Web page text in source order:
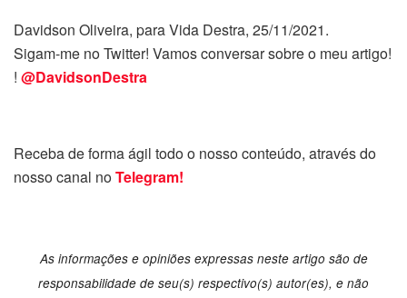
Davidson Oliveira, para Vida Destra, 25/11/2021.
Sigam-me no Twitter! Vamos conversar sobre o meu artigo!
! @DavidsonDestra
Receba de forma ágil todo o nosso conteúdo, através do
nosso canal noTelegram!
As informações e opiniões expressas neste artigo são de
responsabilidade de seu(s) respectivo(s) autor(es), e não